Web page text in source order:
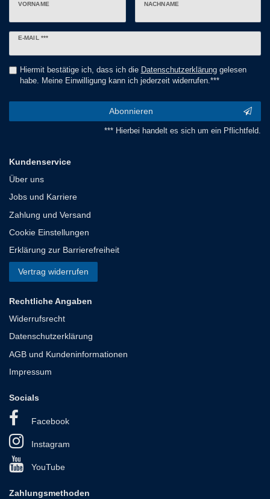
VORNAME NACHNAME
E-MAIL ***
Newsletter
Hiermit bestätige ich, dass ich die Daten­schutz­erklärunggelesen
habe. Meine Einwilligung kann ich jederzeit widerrufen.***
Abonnieren
*** Hierbei handelt es sich um ein Pflichtfeld.
Kundenservice
Über uns
Jobs und Karriere
Zahlung und Versand
Cookie Einstellungen
Erklärung zur Barrierefreiheit
Vertrag widerrufen
Rechtliche Angaben
Widerrufsrecht
Datenschutzerklärung
AGB und Kundeninformationen
Impressum
Socials
Facebook
Instagram
YouTube
Zahlungsmethoden